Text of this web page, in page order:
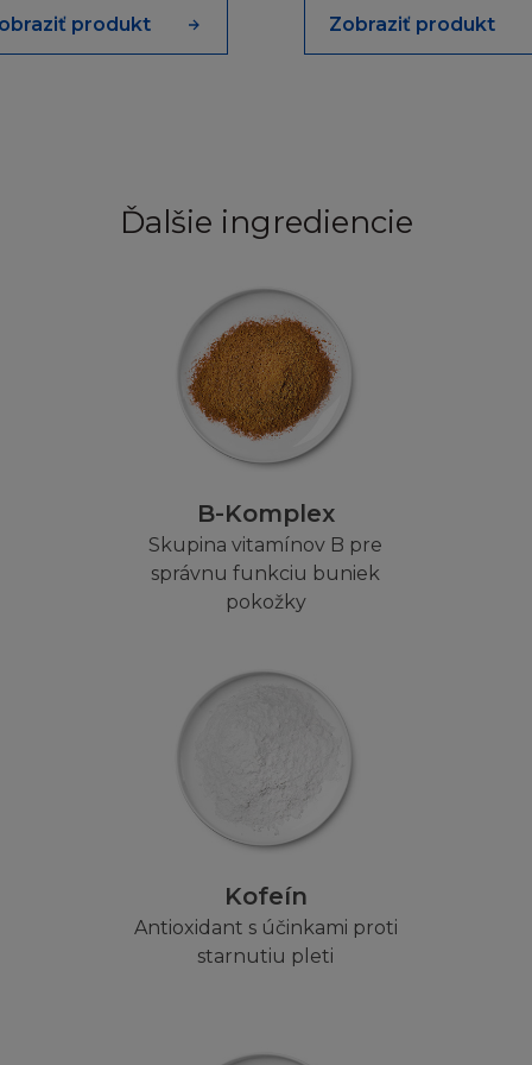
produkt Zobraziť produkt
Ďalšie ingrediencie
B-Komplex
Skupina vitamínov B pre
správnu funkciu buniek
pokožky
Kofeín
Antioxidant s účinkami proti
starnutiu pleti
kopírovat informace pouze za předpokladu že:
Není dovoleno poskytovat jakoukoukoliv část
odkaz nebo jinak. Stránka a informace v ní
jakéhokoliv druhu databáze, a stejně tak nesmí být
do vámi či třetími osobami zpřístupněných databází
obsahujících celou nebo jen část Stránky.
získat informace od firmy L´Oréal ohledně svolení
budete chtít připojit vaši stránku k oficiální Stránce
poskytovány "jak jsou" a nezahrnují žádnou
z Obsahu, do plné výše povolené ve shodě s
(mimo jiné) vyloučení ze záruky vlastnického
vhodnosti pro daný účel a neporušení vlastnického
nepřijímá zodpovědnost nebo závazek za funkce
bude fungovat nepřerušovaně nebo bezchybně,
tak, že některé nebo všechny výše zmíněné výjimky